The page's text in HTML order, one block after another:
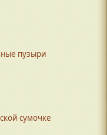
пузыри
сумочке